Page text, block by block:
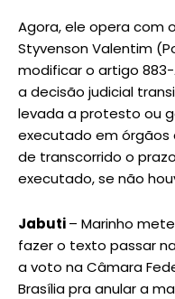
Agora, ele opera com
Styvenson Valentim
modificar o artigo
a decisão judicial
levada a protesto ou
executado em
de transcorrido o
executado, se não
Jabuti– Marinho
fazer o texto passar
a voto na Câmara
Brasília pra anular a